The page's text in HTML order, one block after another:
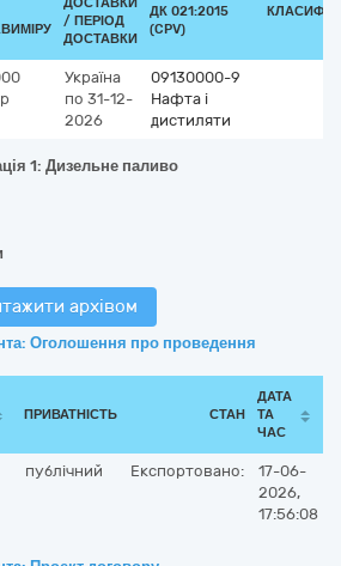
/ ПЕРІОД
ДОСТАВКИ
ДК 021:2015
(CPV)
Україна
по 31-12-
2026
09130000-9
Нафта і
дистиляти
1: Дизельне паливо
архівом
Оголошення про проведення
ПРИВАТНІСТЬ СТАН
ДАТА
ТА
ЧАС
публічний Експортовано:
17-06-
2026,
17:56:08